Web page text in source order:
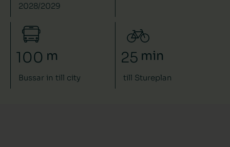
2028/2029
100 m
Bussar in till city
25 min
till Stureplan